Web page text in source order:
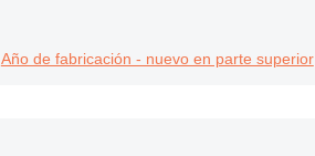
Año de fabricación - nuevo en parte superior